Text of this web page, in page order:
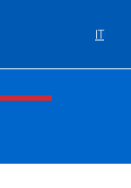
IT
menù